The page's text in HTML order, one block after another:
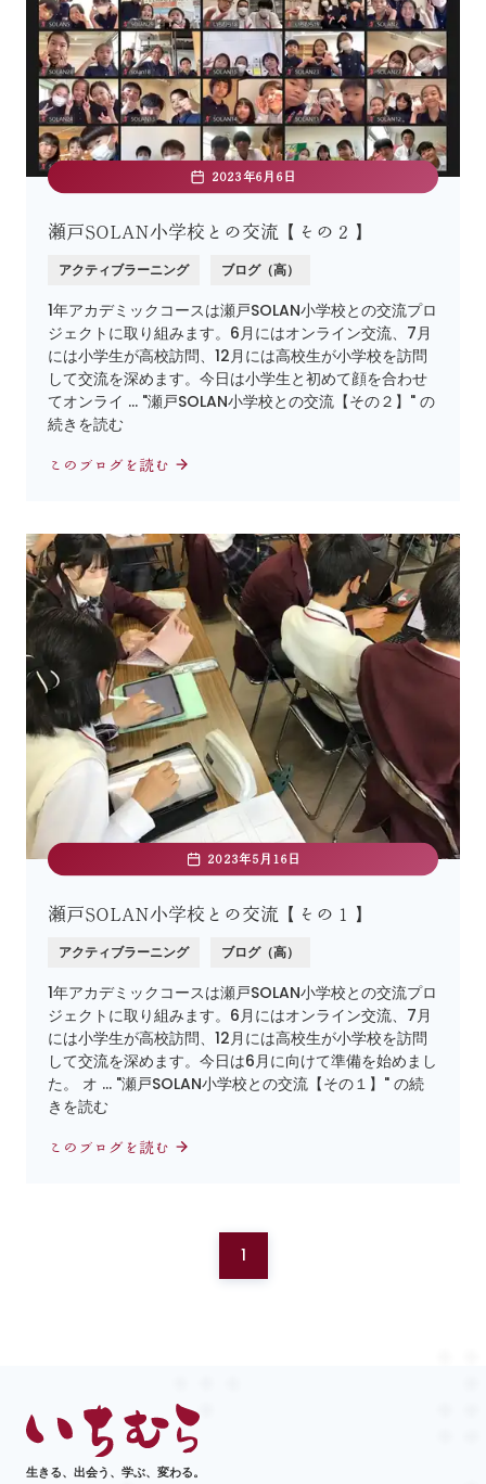
2023年6月6日
瀬戸SOLAN小学校との交流【その２】
アクティブラーニング ブログ（高）
1年アカデミックコースは瀬戸SOLAN小学校との交流プロ
ジェクトに取り組みます。6月にはオンライン交流、7月
には小学生が高校訪問、12月には高校生が小学校を訪問
して交流を深めます。今日は小学生と初めて顔を合わせ
てオンライ … "瀬戸SOLAN小学校との交流【その２】" の
続きを読む
このブログを読む
2023年5月16日
瀬戸SOLAN小学校との交流【その１】
アクティブラーニング ブログ（高）
1年アカデミックコースは瀬戸SOLAN小学校との交流プロ
ジェクトに取り組みます。6月にはオンライン交流、7月
には小学生が高校訪問、12月には高校生が小学校を訪問
して交流を深めます。今日は6月に向けて準備を始めまし
た。 オ … "瀬戸SOLAN小学校との交流【その１】" の続
きを読む
このブログを読む
1
生きる、出会う、学ぶ、変わる。